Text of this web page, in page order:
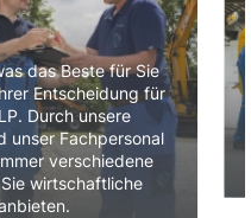
das Beste für Sie
Entscheidung für
Durch unsere
unser Fachpersonal
verschiedene
wirtschaftliche